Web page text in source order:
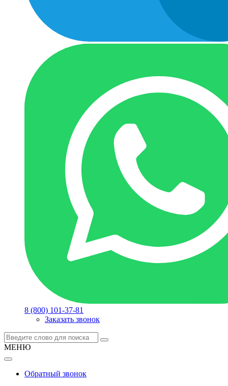
8 (800) 101-37-81
Заказать звонок
МЕНЮ
Обратный звонок